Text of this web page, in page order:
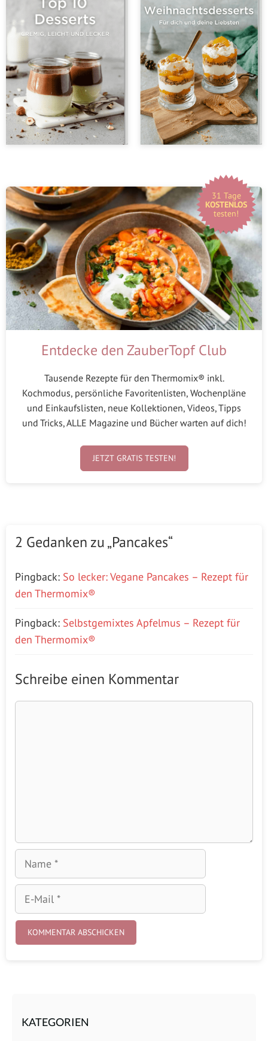
31 Tage
KOSTENLOS
testen!
Entdecke den ZauberTopf Club
Tausende Rezepte für den Thermomix® inkl.
Kochmodus, persönliche Favoritenlisten, Wochenpläne
und Einkaufslisten, neue Kollektionen, Videos, Tipps
und Tricks, ALLE Magazine und Bücher warten auf dich!
JETZT GRATIS TESTEN!
2 Gedanken zu „Pancakes“
Pingback: So lecker: Vegane Pancakes – Rezept für
den Thermomix®
Pingback: Selbstgemixtes Apfelmus – Rezept für
den Thermomix®
Schreibe einen Kommentar
Name
Mail
KATEGORIEN